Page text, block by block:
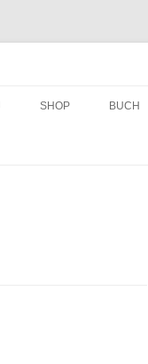
InhaltSHOP BUCH